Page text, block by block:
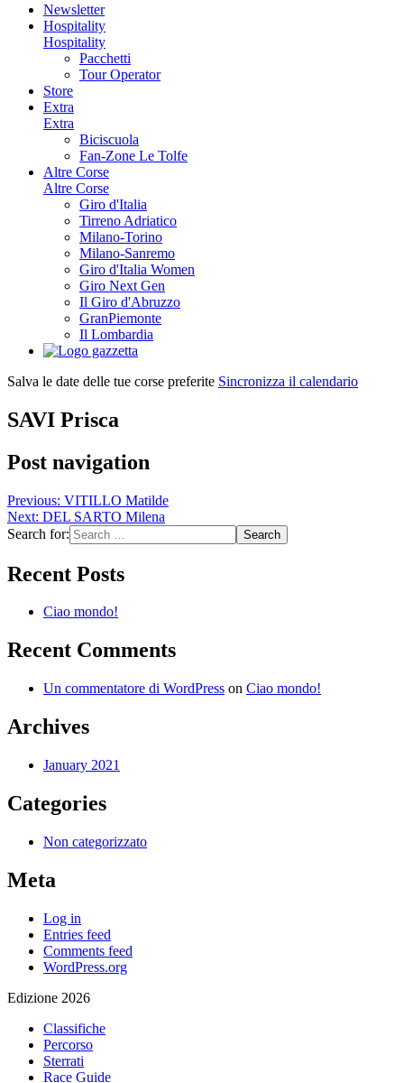
Newsletter
Hospitality
Hospitality
Pacchetti
Tour Operator
Store
Extra
Extra
Biciscuola
Fan-Zone Le Tolfe
Altre Corse
Altre Corse
Giro d'Italia
Tirreno Adriatico
Milano-Torino
Milano-Sanremo
Giro d'Italia Women
Giro Next Gen
Il Giro d'Abruzzo
GranPiemonte
Il Lombardia
Salva le date delle tue corse preferite Sincronizza il calendario
SAVI Prisca
Post navigation
Previous: VITILLO Matilde
Next: DEL SARTO Milena
Search for:
Recent Posts
Ciao mondo!
Recent Comments
Un commentatore di WordPress on Ciao mondo!
Archives
January 2021
Categories
Non categorizzato
Meta
Log in
Entries feed
Comments feed
WordPress.org
Edizione 2026
Classifiche
Percorso
Sterrati
Race Guide